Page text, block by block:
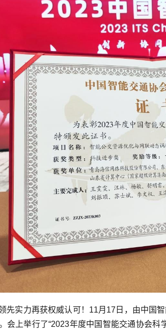
先实力再获权威认可！11月17日，由中国
会上举行了“2023年度中国智能交通协会科